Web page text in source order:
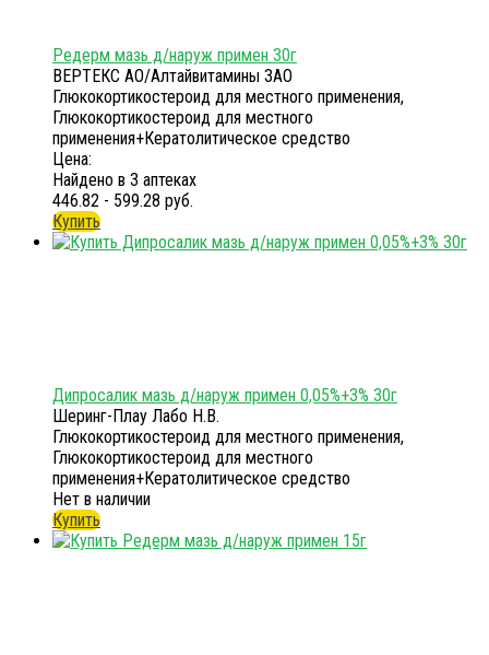
Редерм мазь д/наруж примен 30г
ВЕРТЕКС АО/Алтайвитамины ЗАО
Глюкокортикостероид для местного применения,
Глюкокортикостероид для местного
применения+Кератолитическое средство
Цена:
Найдено в 3 аптеках
446.82 - 599.28 руб.
Купить
Дипросалик мазь д/наруж примен 0,05%+3% 30г
Шеринг-Плау Лабо Н.В.
Глюкокортикостероид для местного применения,
Глюкокортикостероид для местного
применения+Кератолитическое средство
Нет в наличии
Купить